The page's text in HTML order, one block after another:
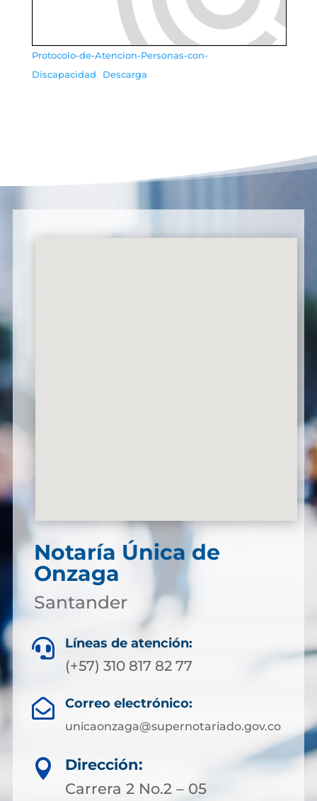
Protocolo-de-Atencion-Personas-con-
Discapacidad
Descarga
Notaría Única de
Onzaga
Santander
 Líneas de atención:
(+57) 310 817 82 77
 Correo electrónico:
unicaonzaga@supernotariado.gov.co

Dirección:
Carrera 2 No.2 – 05